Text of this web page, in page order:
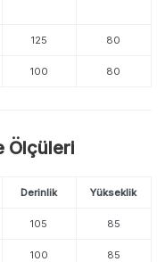
125 80
100 80
Ölçüleri
Derinlik Yükseklik
105 85
100 85